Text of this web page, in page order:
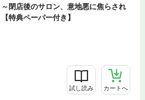
閉店後のサロン、意地悪に焦らされ
特典ペーパー付き】
試し読み カートへ